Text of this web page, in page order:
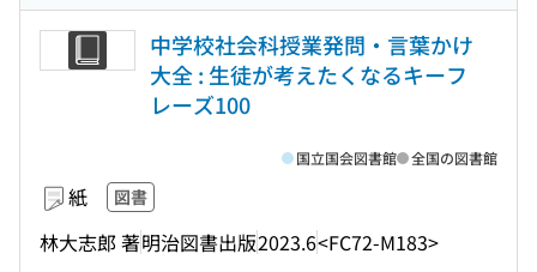
中学校社会科授業発問・言葉かけ
大全 : 生徒が考えたくなるキーフ
レーズ100
紙 図書
林大志郎 著明治図書出版2023.6<FC72-M183>
国立国会図書館 全国の図書館